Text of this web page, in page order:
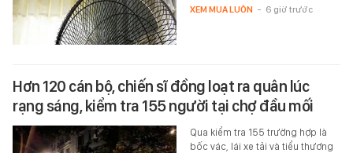
XEM MUA LUÔN - 6 giờ trước
Hơn 120 cán bộ, chiến sĩ đồng loạt ra quân lúc
rạng sáng, kiểm tra 155 người tại chợ đầu mối
Qua kiểm tra 155 trường hợp là
bốc vác, lái xe tải và tiểu thương